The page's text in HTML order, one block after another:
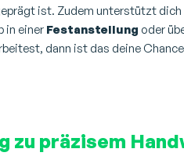
ist. Zudem unterstützt dich
in einer Festanstellung oder
dann ist das deine
zu präzisem